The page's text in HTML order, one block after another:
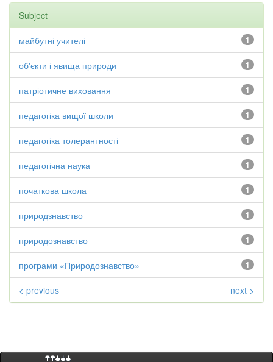
Subject
1
майбутні учителі
1
об'єкти і явища природи
1
патріотичне виховання
1
педагогіка вищої школи
1
педагогіка толерантності
1
педагогічна наука
1
початкова школа
1
природзнавство
1
природознавство
1
програми «Природознавство»
< previous next >